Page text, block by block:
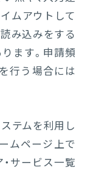
ムアウトして
み込みをする
ます。申請頻
行う場合には
テムを利用し
ムページ上で
サービス一覧